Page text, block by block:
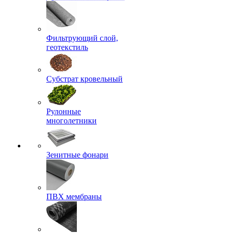
Фильтрующий слой,
геотекстиль
Субстрат кровельный
Рулонные
многолетники
Зенитные фонари
ПВХ мембраны